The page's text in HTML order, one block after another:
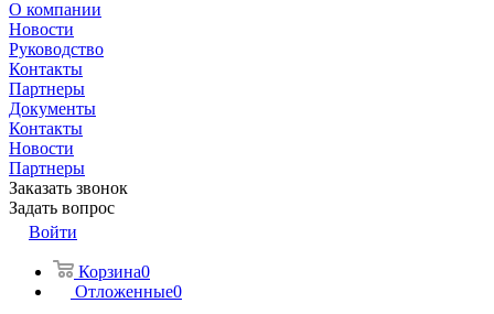
О компании
Новости
Руководство
Контакты
Партнеры
Документы
Контакты
Новости
Партнеры
Заказать звонок
Задать вопрос
Войти
Корзина0
Отложенные0